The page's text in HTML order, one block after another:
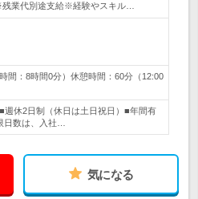
業代別途支給※経験やスキル…
間：8時間0分）休憩時間：60分（12:00
週休2日制（休日は土日祝日）■年間有
日数は、入社…
気になる